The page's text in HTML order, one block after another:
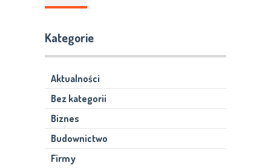
Kategorie
Aktualności
Bez kategorii
Biznes
Budownictwo
Firmy